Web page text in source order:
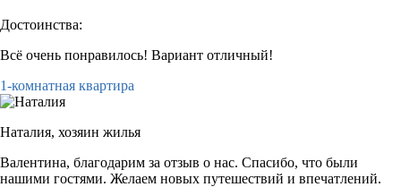
Достоинства:
Всё очень понравилось! Вариант отличный!
1-комнатная квартира
Наталия, хозяин жилья
Валентина, благодарим за отзыв о нас. Спасибо, что были
нашими гостями. Желаем новых путешествий и впечатлений.